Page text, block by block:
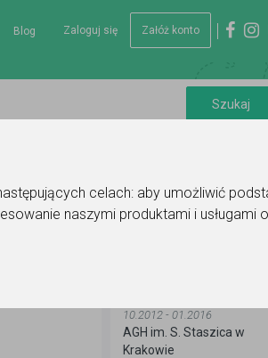
celach: aby umożliwić
naszymi produktami i usługami
Zaloguj się Załóż konto
Blog
10.2012 - 01.2016
AGH im. S. Staszica w
Krakowie